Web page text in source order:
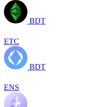
BDT
ETC
BDT
ENS